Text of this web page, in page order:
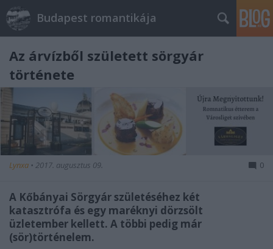
Budapest romantikája
Az árvízből született sörgyár
története
Lynxa • 2017. augusztus 09. 0
A Kőbányai Sörgyár születéséhez két
katasztrófa és egy maréknyi dörzsölt
üzletember kellett. A többi pedig már
(sör)történelem.